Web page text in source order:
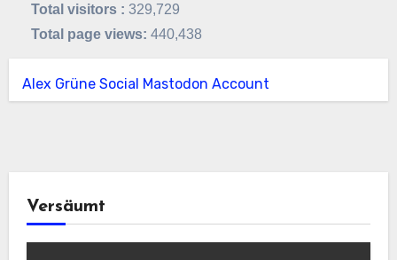
Total visitors :329,729
Total page views:440,438
Alex Grüne Social Mastodon Account
Versäumt